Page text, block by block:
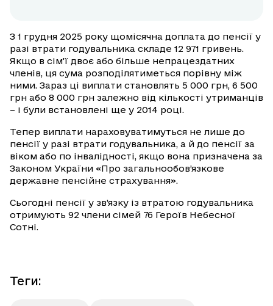
З 1 грудня 2025 року щомісячна доплата до пенсії у
разі втрати годувальника складе 12 971 гривень.
Якщо в сім’ї двоє або більше непрацездатних
членів, ця сума розподілятиметься порівну між
ними. Зараз ці виплати становлять 5 000 грн, 6 500
грн або 8 000 грн залежно від кількості утриманців
– і були встановлені ще у 2014 році.
Тепер виплати нараховуватимуться не лише до
пенсії у разі втрати годувальника, а й до пенсії за
віком або по інвалідності, якщо вона призначена за
Законом України «Про загальнообов’язкове
державне пенсійне страхування».
Сьогодні пенсії у зв’язку із втратою годувальника
отримують 92 члени сімей 76 Героїв Небесної
Сотні.
Теги: